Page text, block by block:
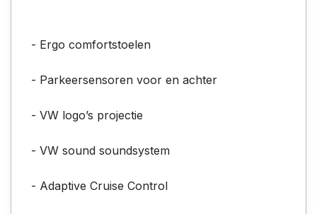
- Ergo comfortstoelen
- Parkeersensoren voor en achter
- VW logo’s projectie
- VW sound soundsystem
- Adaptive Cruise Control